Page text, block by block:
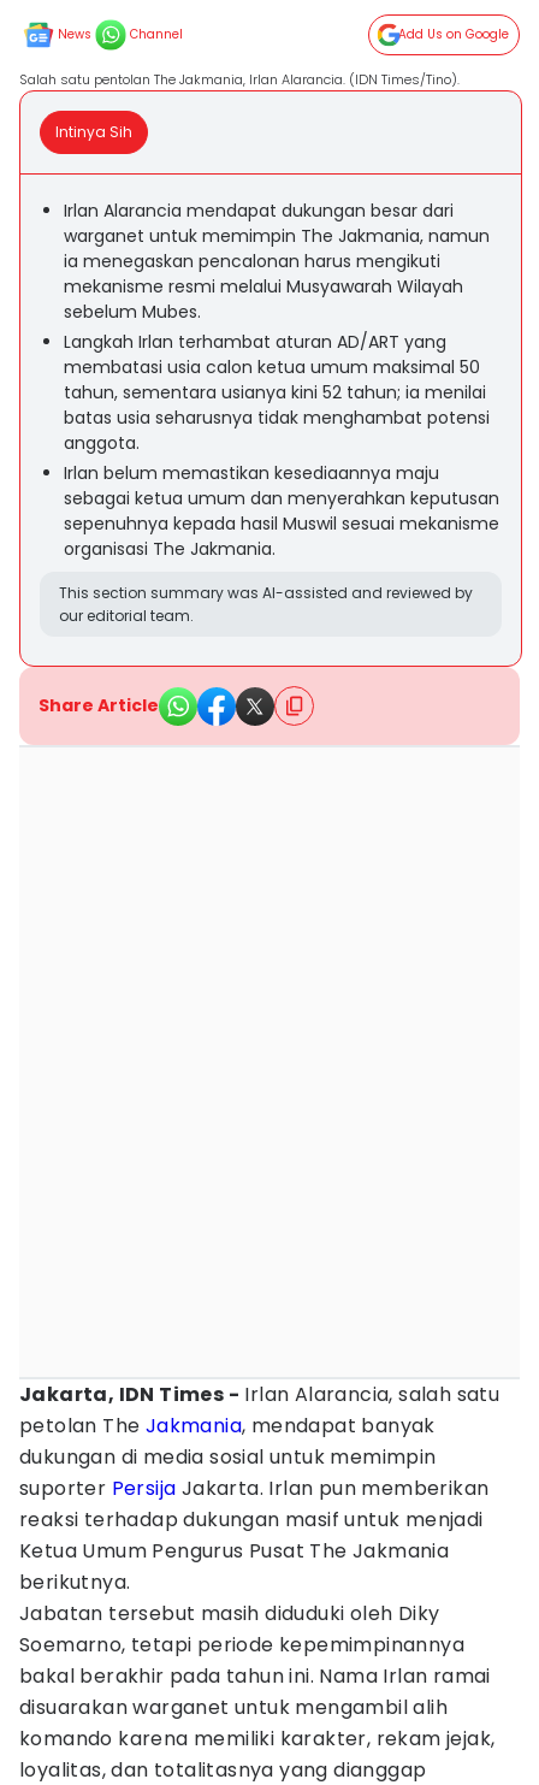
News Channel Add Us on Google
Salah satu pentolan The Jakmania, Irlan Alarancia. (IDN Times/Tino).
Intinya Sih
Irlan Alarancia mendapat dukungan besar dari
warganet untuk memimpin The Jakmania, namun
ia menegaskan pencalonan harus mengikuti
mekanisme resmi melalui Musyawarah Wilayah
sebelum Mubes.
Langkah Irlan terhambat aturan AD/ART yang
membatasi usia calon ketua umum maksimal 50
tahun, sementara usianya kini 52 tahun; ia menilai
batas usia seharusnya tidak menghambat potensi
anggota.
Irlan belum memastikan kesediaannya maju
sebagai ketua umum dan menyerahkan keputusan
sepenuhnya kepada hasil Muswil sesuai mekanisme
organisasi The Jakmania.
This section summary was AI-assisted and reviewed by
our editorial team.
Share Article
Jakarta, IDN Times - Irlan Alarancia, salah satu
petolan The Jakmania, mendapat banyak
dukungan di media sosial untuk memimpin
suporter Persija Jakarta. Irlan pun memberikan
reaksi terhadap dukungan masif untuk menjadi
Ketua Umum Pengurus Pusat The Jakmania
berikutnya.
Jabatan tersebut masih diduduki oleh Diky
Soemarno, tetapi periode kepemimpinannya
bakal berakhir pada tahun ini. Nama Irlan ramai
disuarakan warganet untuk mengambil alih
komando karena memiliki karakter, rekam jejak,
loyalitas, dan totalitasnya yang dianggap